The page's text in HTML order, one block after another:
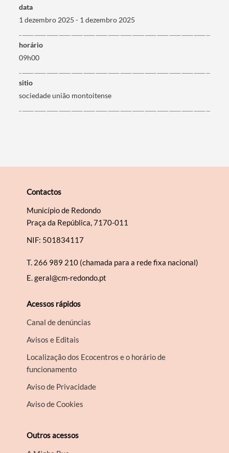
data
1 dezembro 2025 - 1 dezembro 2025
horário
09h00
sitio
sociedade união montoitense
Contactos
Município de Redondo
Praça da República, 7170-011
NIF: 501834117
T. 266 989 210 (chamada para a rede fixa nacional)
E.geral@cm-redondo.pt
Acessos rápidos
Canal de denúncias
Avisos e Editais
Localização dos Ecocentros e o horário de
funcionamento
Aviso de Privacidade
Aviso de Cookies
Outros acessos